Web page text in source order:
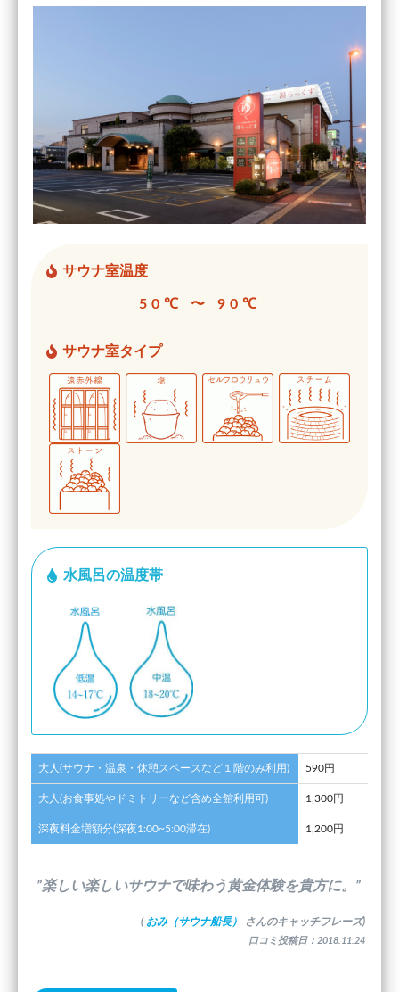
サウナ室温度
50℃ 〜 90℃
サウナ室タイプ
水風呂の温度帯
大人(サウナ・温泉・休憩スペースなど１階のみ利用) 590円
大人(お食事処やドミトリーなど含め全館利用可) 1,300円
深夜料金増額分(深夜1:00~5:00滞在) 1,200円
”楽しい楽しいサウナで味わう黄金体験を貴方に。”
( おみ（サウナ船長） さんのキャッチフレーズ)
口コミ投稿日：2018.11.24